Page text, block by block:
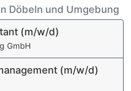
Döbeln und Umgebung
(m/w/d)
GmbH
(m/w/d)